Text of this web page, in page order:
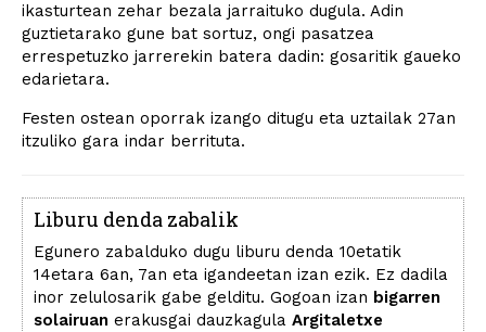
ikasturtean zehar bezala jarraituko dugula. Adin
guztietarako gune bat sortuz, ongi pasatzea
errespetuzko jarrerekin batera dadin: gosaritik gaueko
edarietara.
Festen ostean oporrak izango ditugu eta uztailak 27an
itzuliko gara indar berrituta.
Liburu denda zabalik
Egunero zabalduko dugu liburu denda 10etatik
14etara 6an, 7an eta igandeetan izan ezik. Ez dadila
inor zelulosarik gabe gelditu. Gogoan izan bigarren
solairuan erakusgai dauzkagula Argitaletxe